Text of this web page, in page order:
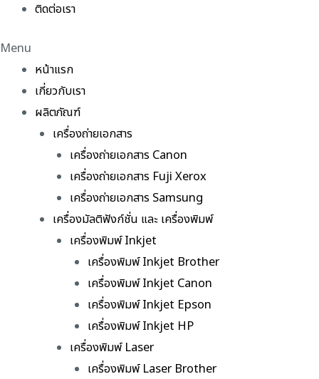
ติดต่อเรา
Menu
หน้าแรก
เกี่ยวกับเรา
ผลิตภัณฑ์
เครื่องถ่ายเอกสาร
เครื่องถ่ายเอกสาร Canon
เครื่องถ่ายเอกสาร Fuji Xerox
เครื่องถ่ายเอกสาร Samsung
เครื่องมัลติฟังก์ชั่น และ เครื่องพิมพ์
เครื่องพิมพ์ Inkjet
เครื่องพิมพ์ Inkjet Brother
เครื่องพิมพ์ Inkjet Canon
เครื่องพิมพ์ Inkjet Epson
เครื่องพิมพ์ Inkjet HP
เครื่องพิมพ์ Laser
เครื่องพิมพ์ Laser Brother